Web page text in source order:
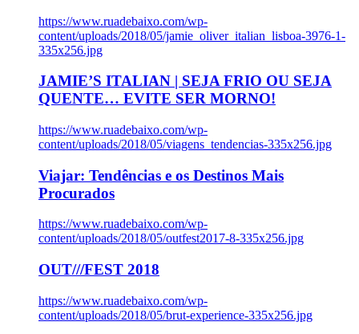
https://www.ruadebaixo.com/wp-
content/uploads/2018/05/jamie_oliver_italian_lisboa-3976-1-
335x256.jpg
JAMIE’S ITALIAN | SEJA FRIO OU SEJA
QUENTE… EVITE SER MORNO!
https://www.ruadebaixo.com/wp-
content/uploads/2018/05/viagens_tendencias-335x256.jpg
Viajar: Tendências e os Destinos Mais
Procurados
https://www.ruadebaixo.com/wp-
content/uploads/2018/05/outfest2017-8-335x256.jpg
OUT///FEST 2018
https://www.ruadebaixo.com/wp-
content/uploads/2018/05/brut-experience-335x256.jpg